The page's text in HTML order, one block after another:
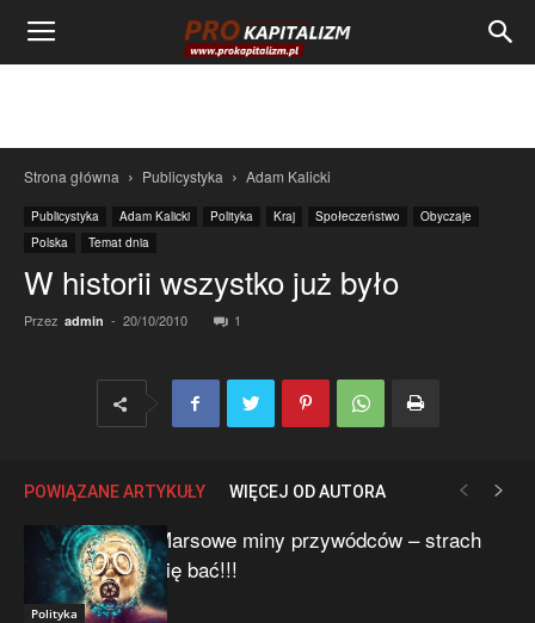
Strona główna Publicystyka Adam Kalicki
Publicystyka Adam Kalicki Polityka Kraj Społeczeństwo
Obyczaje
Polska
Temat dnia
W historii wszystko już było
Przez admin - 20/10/2010 1
POWIĄZANE ARTYKUŁY WIĘCEJ OD AUTORA
Polityka
Marsowe miny przywódców – strach
się bać!!!